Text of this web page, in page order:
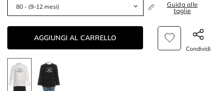
Guida alle
taglie
AGGIUNGI AL CARRELLO
Condividi